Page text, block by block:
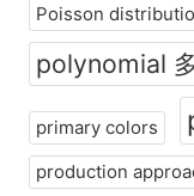
Poisson
polynomial
primary colors
production